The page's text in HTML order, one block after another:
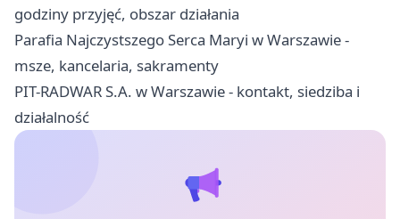
godziny przyjęć, obszar działania
Parafia Najczystszego Serca Maryi w Warszawie -
msze, kancelaria, sakramenty
PIT-RADWAR S.A. w Warszawie - kontakt, siedziba i
działalność